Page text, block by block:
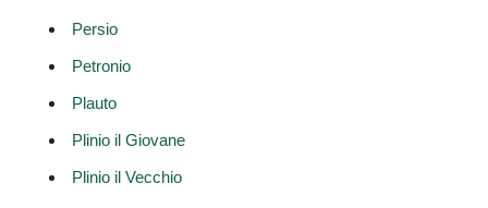
Persio
Petronio
Plauto
Plinio il Giovane
Plinio il Vecchio